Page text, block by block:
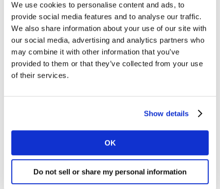
We use cookies to personalise content and ads, to
provide social media features and to analyse our traffic.
We also share information about your use of our site with
our social media, advertising and analytics partners who
may combine it with other information that you’ve
provided to them or that they’ve collected from your use
of their services.
Show details
OK
Do not sell or share my personal information
A partir da última semana de março, houve declínio no
consumo fora do lar. Nesse cenário, o café também
sofre retração, sendo padarias um dos canais que mais
contribuíram negativamente para sua performance no
curto prazo.
apesar do declínio de consumo fora do lar, está se
comportando dentro dos lares brasileiros. Acompanhe
- Quais as novas demandas de consumo?
- Como podemos adequar portfólio e comunicação nos
pontos de venda?